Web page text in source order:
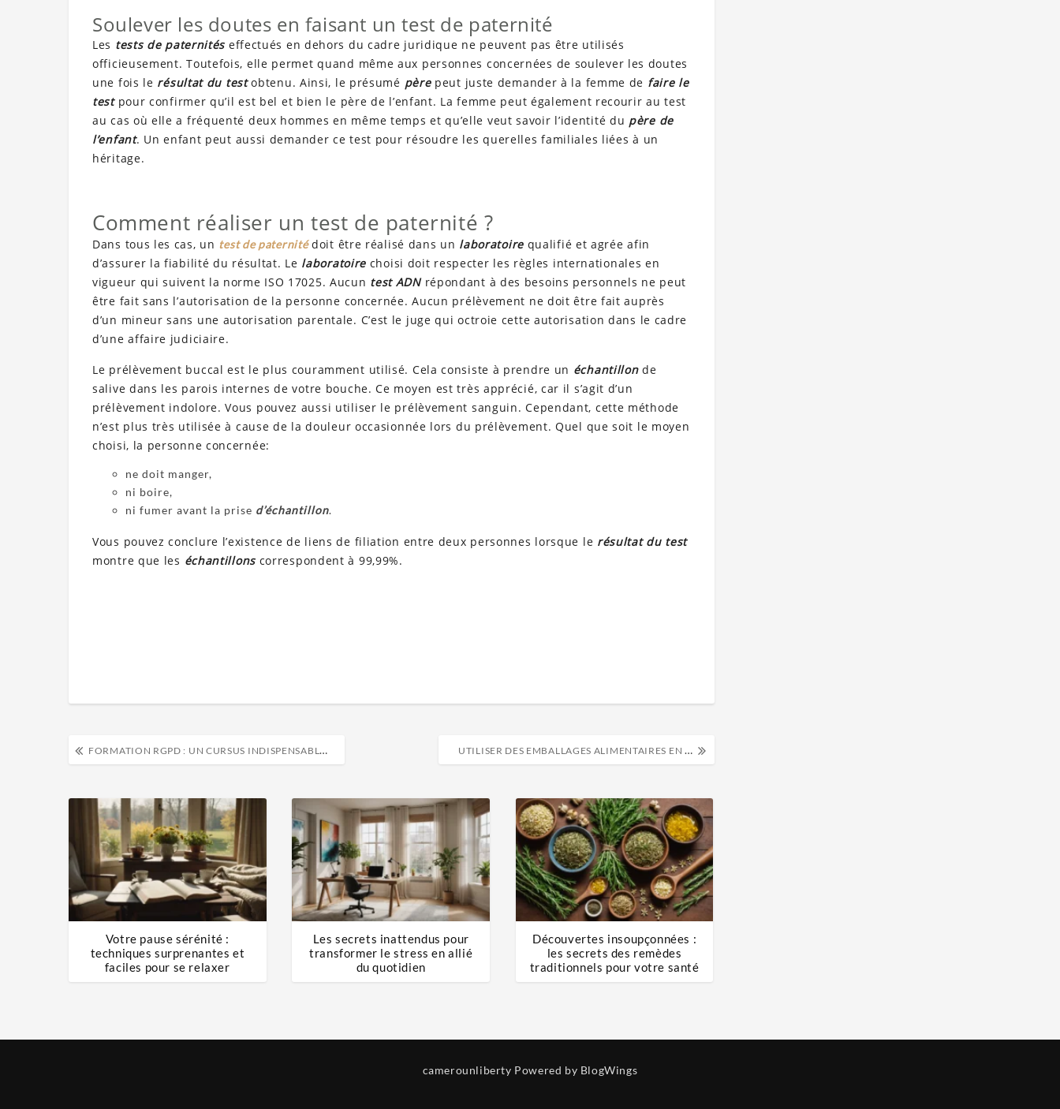
Soulever les doutes en faisant un test de paternité
Les tests de paternitéseffectués en dehors du cadre juridique ne peuvent pas être utilisés
officieusement. Toutefois, elle permet quand même aux personnes concernées de soulever les doutes
une fois le résultat du testobtenu. Ainsi, le présumé pèrepeut juste demander à la femme de faire le
testpour confirmer qu’il est bel et bien le père de l’enfant. La femme peut également recourir au test
au cas où elle a fréquenté deux hommes en même temps et qu’elle veut savoir l’identité du père de
l’enfant. Un enfant peut aussi demander ce test pour résoudre les querelles familiales liées à un
héritage.
Comment réaliser un test de paternité ?
Dans tous les cas, un test de paternitédoit être réalisé dans un laboratoirequalifié et agrée afin
d’assurer la fiabilité du résultat. Le laboratoire choisi doit respecter les règles internationales en
vigueur qui suivent la norme ISO 17025. Aucun test ADNrépondant à des besoins personnels ne peut
être fait sans l’autorisation de la personne concernée. Aucun prélèvement ne doit être fait auprès
d’un mineur sans une autorisation parentale. C’est le juge qui octroie cette autorisation dans le cadre
d’une affaire judiciaire.
Le prélèvement buccal est le plus couramment utilisé. Cela consiste à prendre un échantillonde
salive dans les parois internes de votre bouche. Ce moyen est très apprécié, car il s’agit d’un
prélèvement indolore. Vous pouvez aussi utiliser le prélèvement sanguin. Cependant, cette méthode
n’est plus très utilisée à cause de la douleur occasionnée lors du prélèvement. Quel que soit le moyen
choisi, la personne concernée:
ne doit manger,
ni boire,
ni fumer avant la prise d’échantillon.
Vous pouvez conclure l’existence de liens de filiation entre deux personnes lorsque le résultat du test
montre que les échantillonscorrespondent à 99,99%.
FORMATION RGPD : UN CURSUS INDISPENSABLE POUR VOTRE MISE EN CONFORMITÉ UTILISER DES EMBALLAGES ALIMENTAIRES EN KRAFT DANS LA RESTAURATION
Votre pause sérénité :
techniques surprenantes et
faciles pour se relaxer
Les secrets inattendus pour
transformer le stress en allié
du quotidien
Découvertes insoupçonnées :
les secrets des remèdes
traditionnels pour votre santé
camerounliberty Powered by BlogWings